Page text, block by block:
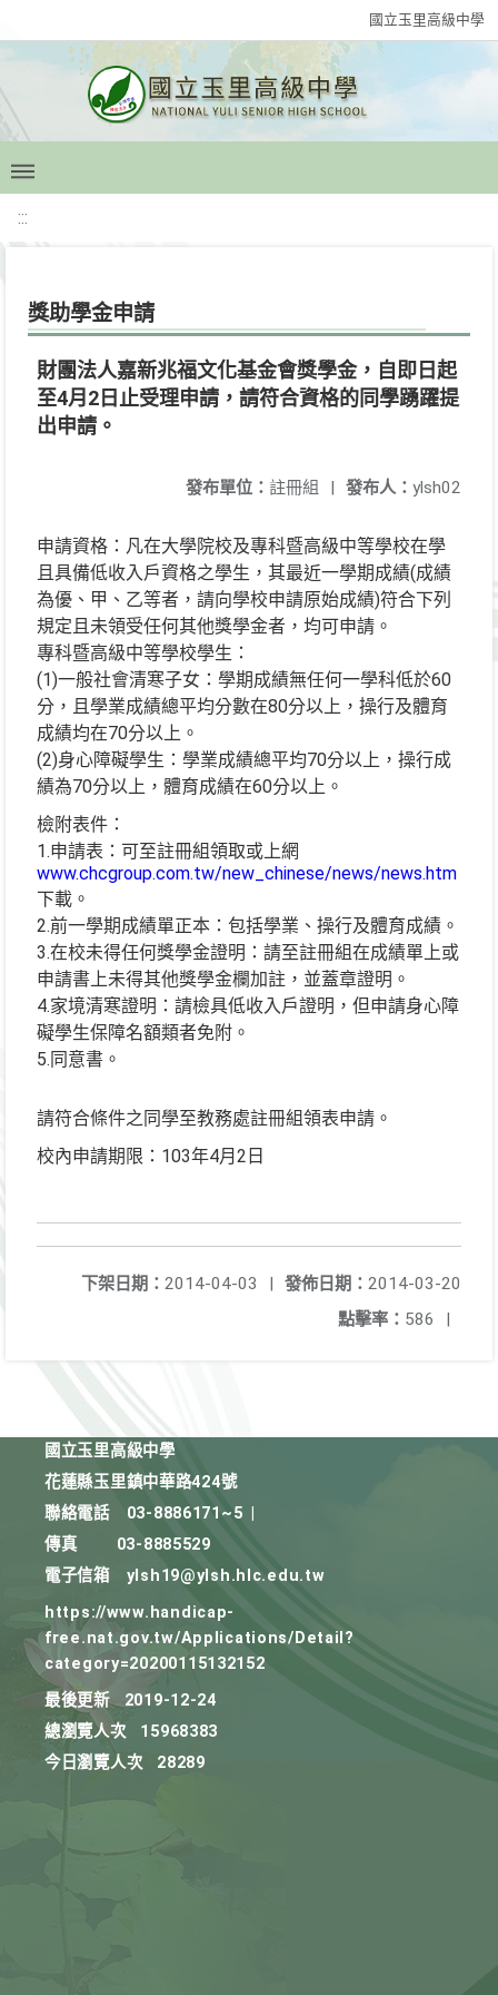
國立玉里高級中學
:::
獎助學金申請
財團法人嘉新兆福文化基金會獎學金，自即日起
至4月2日止受理申請，請符合資格的同學踴躍提
出申請。
發布人： ylsh02
發布單位： 註冊組 |
申請資格：凡在大學院校及專科暨高級中等學校在學
且具備低收入戶資格之學生，其最近一學期成績(成績
為優、甲、乙等者，請向學校申請原始成績)符合下列
規定且未領受任何其他獎學金者，均可申請。
專科暨高級中等學校學生：
(1)一般社會清寒子女：學期成績無任何一學科低於60
分，且學業成績總平均分數在80分以上，操行及體育
成績均在70分以上。
(2)身心障礙學生：學業成績總平均70分以上，操行成
績為70分以上，體育成績在60分以上。
檢附表件：
1.申請表：可至註冊組領取或上網
www.chcgroup.com.tw/new_chinese/news/news.htm
下載。
2.前一學期成績單正本：包括學業、操行及體育成績。
3.在校未得任何獎學金證明：請至註冊組在成績單上或
申請書上未得其他獎學金欄加註，並蓋章證明。
4.家境清寒證明：請檢具低收入戶證明，但申請身心障
礙學生保障名額類者免附。
5.同意書。
請符合條件之同學至教務處註冊組領表申請。
校內申請期限：103年4月2日
發佈日期： 2014-03-20
下架日期： 2014-04-03
|
點擊率： 586 |
國立玉里高級中學
花蓮縣玉里鎮中華路424號
聯絡電話
03-8886171~5
傳真
03-8885529
電子信箱
ylsh19@ylsh.hlc.edu.tw
https://www.handicap-
free.nat.gov.tw/Applications/Detail?
category=20200115132152
最後更新
2019-12-24
總瀏覽人次
15968383
今日瀏覽人次
28289